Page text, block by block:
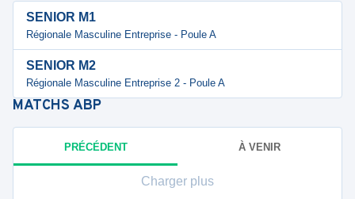
SENIOR M1
Régionale Masculine Entreprise - Poule A
SENIOR M2
Régionale Masculine Entreprise 2 - Poule A
MATCHS ABP
PRÉCÉDENT À VENIR
Charger plus